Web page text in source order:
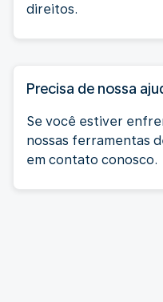
direitos.
Precisa de nossa
Se você estiver
nossas ferramentas
em contato conosco.